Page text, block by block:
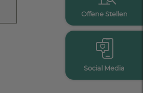
Offene Stellen
Social Media